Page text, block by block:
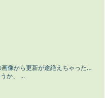
像から更新が途絶えちゃった…
か、 ...